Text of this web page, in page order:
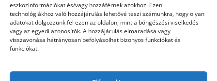
eszközinformációkat és/vagy hozzáférnek azokhoz. Ezen
technológiákhoz való hozzájárulás lehetővé teszi számunkra, hogy olyan
adatokat dolgozzunk fel ezen az oldalon, mint a böngészési viselkedés
vagy az egyedi azonosítók. A hozzájárulás elmaradása vagy
visszavonása hátrányosan befolyásolhat bizonyos funkciókat és
funkciókat.
Akciós külföldi nyaralás 2026-ban előfoglalással: mit
ellenőrizz az ár mellett?
A Kassai Irodaház modern munkakörnyezetet biztosít